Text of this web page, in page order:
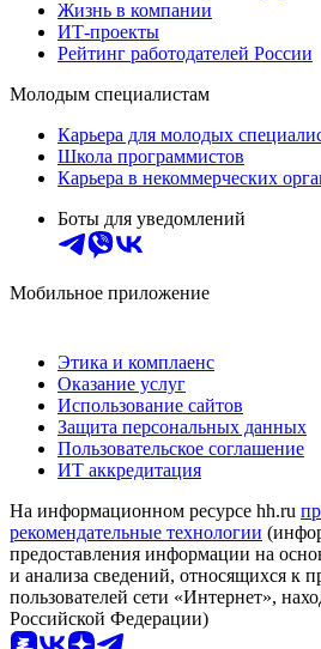
Жизнь в компании
ИТ-проекты
Рейтинг работодателей России
Молодым специалистам
Карьера для молодых
Школа программистов
Карьера в некоммерческих
Боты для уведомлений
Мобильное приложение
Этика и комплаенс
Оказание услуг
Использование сайтов
Защита персональных данных
Пользовательское соглашение
ИТ аккредитация
На информационном ресурсе hh.ru
рекомендательные технологии
предоставления информации на
и анализа сведений, относящихся к
пользователей сети «Интернет»,
Российской Федерации)